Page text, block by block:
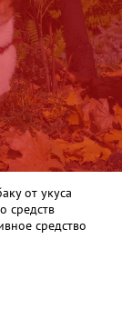
от укуса
средств
средство